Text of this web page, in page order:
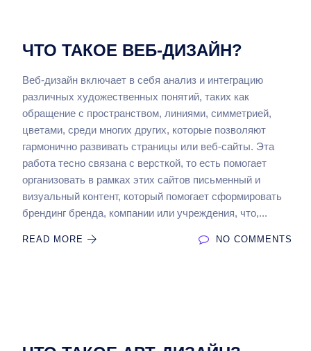
ЧТО ТАКОЕ ВЕБ-ДИЗАЙН?
Веб-дизайн включает в себя анализ и интеграцию
различных художественных понятий, таких как
обращение с пространством, линиями, симметрией,
цветами, среди многих других, которые позволяют
гармонично развивать страницы или веб-сайты. Эта
работа тесно связана с версткой, то есть помогает
организовать в рамках этих сайтов письменный и
визуальный контент, который помогает сформировать
брендинг бренда, компании или учреждения, что,...
READ MORE NO COMMENTS